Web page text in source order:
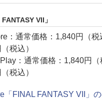
FANTASY VII」
：通常価格：1,840円（
税込）
Play：通常価格：1,840円
税込）
「FINAL FANTASY VII」